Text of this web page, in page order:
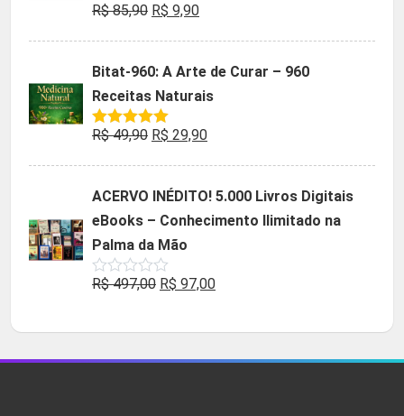
Avaliação
de
R$85,90 O
era:
R$ 85,90.
R$ 9,90O
é:
R$ 9,90.
Bitat-960: A Arte de Curar – 960
Receitas Naturais
Avaliação
R$49,90 O
era:
R$ 49,90.
R$ 29,90O
é:
R$ 29,90.
ACERVO INÉDITO! 5.000 Livros Digitais
eBooks – Conhecimento Ilimitado na
Palma da Mão
Avaliação
5
R$497,00 O
original
era:
R$ 97,00O
atual
é: